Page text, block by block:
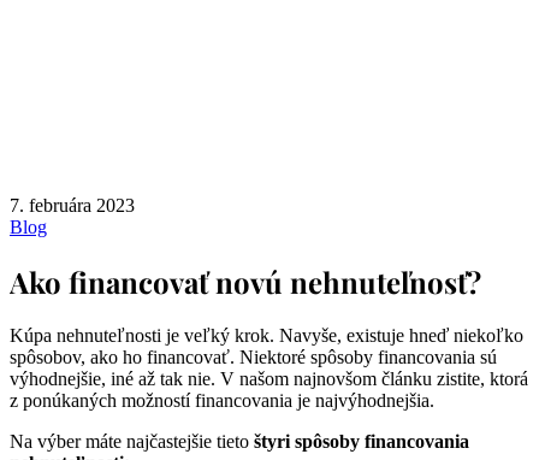
7. februára 2023
Blog
Ako financovať novú nehnuteľnosť?
Kúpa nehnuteľnosti je veľký krok. Navyše, existuje hneď niekoľko
spôsobov, ako ho financovať. Niektoré spôsoby financovania sú
výhodnejšie, iné až tak nie. V našom najnovšom článku zistite, ktorá
z ponúkaných možností financovania je najvýhodnejšia.
Na výber máte najčastejšie tieto štyri spôsoby financovania